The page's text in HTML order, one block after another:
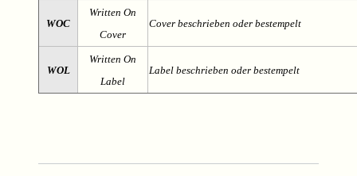
WOC
Written On
Cover
Cover beschrieben oder bestempelt
WOL
Written On
Label
Label beschrieben oder bestempelt